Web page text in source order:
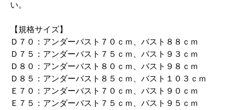
い。
【規格サイズ】
Ｄ７０：アンダーバスト７０ｃｍ、バスト８８ｃｍ
Ｄ７５：アンダーバスト７５ｃｍ、バスト９３ｃｍ
Ｄ８０：アンダーバスト８０ｃｍ、バスト９８ｃｍ
Ｄ８５：アンダーバスト８５ｃｍ、バスト１０３ｃｍ
Ｅ７０：アンダーバスト７０ｃｍ、バスト９０ｃｍ
Ｅ７５：アンダーバスト７５ｃｍ、バスト９５ｃｍ